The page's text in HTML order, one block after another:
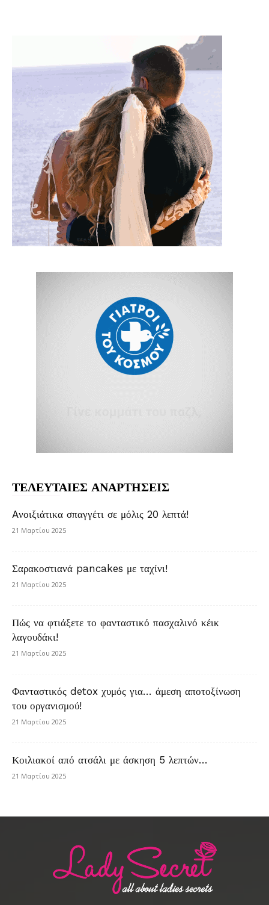
ΤΕΛΕΥΤΑΙΕΣ ΑΝΑΡΤΗΣΕΙΣ
Aνοιξιάτικα σπαγγέτι σε μόλις 20 λεπτά!
21 Μαρτίου 2025
Σαρακοστιανά pancakes με ταχίνι!
21 Μαρτίου 2025
Πώς να φτιάξετε το φανταστικό πασχαλινό κέικ
λαγουδάκι!
21 Μαρτίου 2025
Φανταστικός detox χυμός για… άμεση αποτοξίνωση
του οργανισμού!
21 Μαρτίου 2025
Κοιλιακοί από ατσάλι με άσκηση 5 λεπτών…
21 Μαρτίου 2025